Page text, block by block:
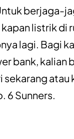
berjaga-
listrik di
lagi. Bagi
bank, kalian
atau
6 Sunners.